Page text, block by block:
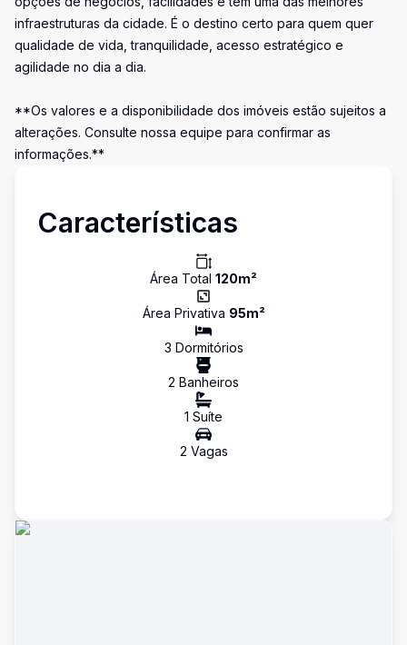
infraestruturas da cidade. É o destino certo para quem quer
qualidade de vida, tranquilidade, acesso estratégico e
agilidade no dia a dia.
**Os valores e a disponibilidade dos imóveis estão sujeitos a
alterações. Consulte nossa equipe para confirmar as
informações.**
Características
Área Total 120m²
Área Privativa 95m²
3 Dormitórios
2 Banheiros
1 Suíte
2 Vagas